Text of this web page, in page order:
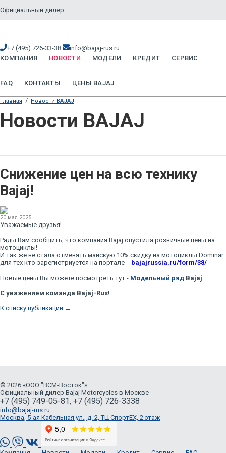
Официальный дилер
+7 (495) 726-33-38
info@bajaj-rus.ru
КОМПАНИЯ
НОВОСТИ МОДЕЛИ КРЕДИТ СЕРВИС
FAQ КОНТАКТЫ ЦЕНЫ BAJAJ
Главная / Новости BAJAJ
Новости BAJAJ
Снижение цен на всю технику
Bajaj!
20 мая 2025
Уважаемые друзья!
Рады Вам сообщить, что компания Bajaj опустила розничные цены на
мотоциклы!
И так же не стала отменять майскую 10% скидку на мотоциклы Dominar
для тех кто зарегистриуется на портале - bajajrussia.ru/form/38/
Новые цены Вы можете посмотреть тут - Модельный ряд Bajaj
С уважением команда Bajaj-Rus!
К списку публикаций →
© 2026 «ООО "ВСМ-Восток"»
Официальный дилер Bajaj Motorcycles в Москве
+7 (495) 749-05-81, +7 (495) 726-3338
info@bajaj-rus.ru
Москва, 5-ая Кабельная ул., д. 2, ТЦ СпортЕХ, 2 этаж